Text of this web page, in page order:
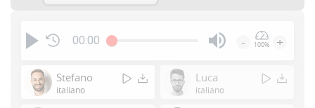
00:00
or
- 100% +
Stefano
italiano
Luca
italiano